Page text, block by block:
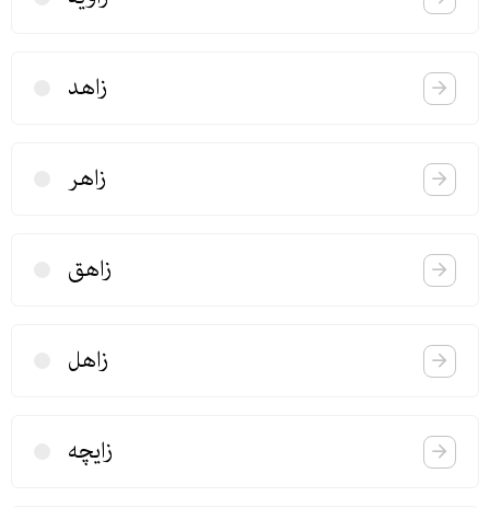
زاهد
زاهر
زاهق
زاهل
زایچه